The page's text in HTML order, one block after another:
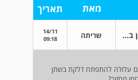
מאת תאריך
דלקת בשתן בעקבות אורגזמה בזמן מחזור שריתה
14/11
09:18
עלולה להתפתח דלקת בשתן